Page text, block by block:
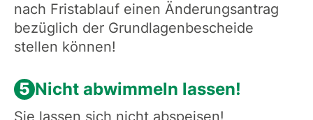
nach Fristablauf einen Änderungsantrag
bezüglich der Grundlagenbescheide
stellen können!
5 Nicht abwimmeln lassen!